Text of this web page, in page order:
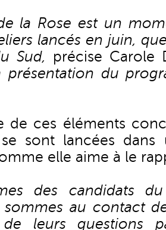
la Rose est un
lancés en juin,
Sud, précise Carole
présentation du
de ces éléments
sont lancées dans
elle aime à le
des candidats
sommes au contact
de leurs questions